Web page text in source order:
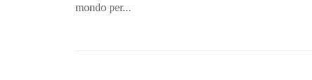
mondo per...